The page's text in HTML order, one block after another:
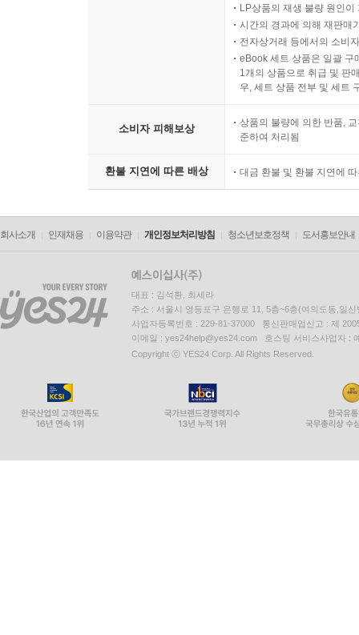
LP상품의 재생 불량 원인
시간의 경과에 의해 재판매
전자상거래 등에서의 소비
eBook 세트 상품은 일괄 구
1개의 상품으로 취급 및 판
우, 세트 상품 전부 및 세트
소비자 피해보상
상품의 불량에 의한 반품,
준하여 처리됨
환불 지연에 따른 배상 대금 환불 및 환불 지연에
회사소개 인재채용 이용약관 개인정보처리방침 청소년보호정책 도서홍보안내
대표 : 김석환, 최세라
주소 : 서울시 영등포구 은행로 11, 5층~6층(여의도동,일신
사업자등록번호 : 229-81-37000 통신판매업신고 : 제
이메일 : yes24help@yes24.com 호스팅 서비스사업자 :
Copyright ⓒ YES24 Corp. All Rights Reserved.